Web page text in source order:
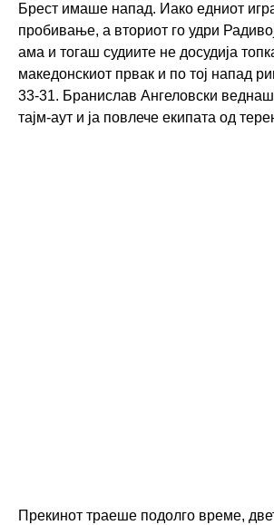
Брест имаше напад. Иако едниот
пробивање, а вториот го удри
ама и тогаш судиите не досудија
македонскиот првак и по тој напад
33-31. Бранислав Ангеловски
тајм-аут и ја повлече екипата од
Прекинот траеше подолго време,